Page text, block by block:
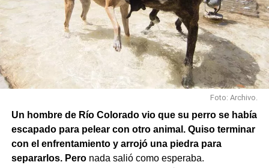
Avenida Roca; y Chula Vista, casi San Juan.
Foto: Archivo.
Un hombre de Río Colorado vio que su perro se había
escapado para pelear con otro animal. Quiso terminar
con el enfrentamiento y arrojó una piedra para
separarlos. Peronada salió como esperaba.